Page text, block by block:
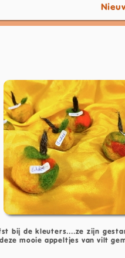
bij de kleuters....ze zijn
mooie appeltjes van vilt